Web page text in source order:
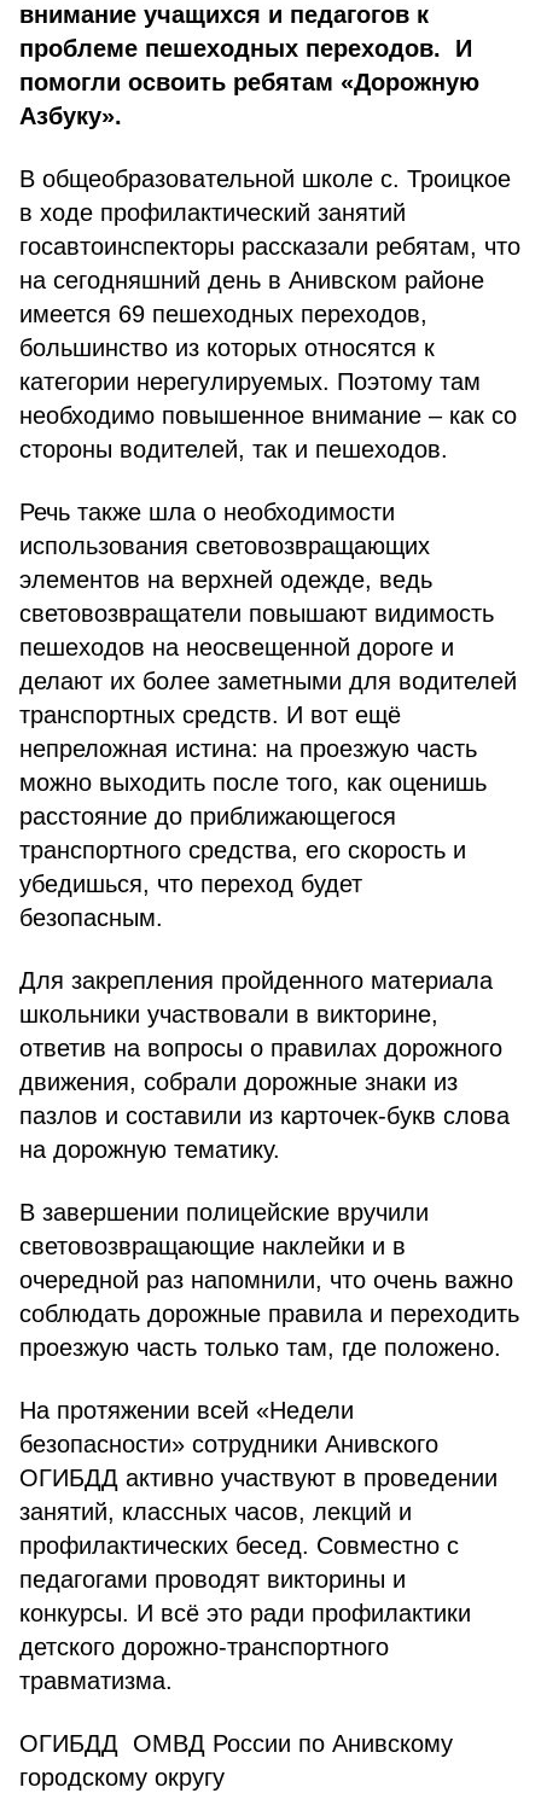
внимание учащихся и педагогов к
проблеме пешеходных переходов. И
помогли освоить ребятам «Дорожную
Азбуку».
В общеобразовательной школе с. Троицкое
в ходе профилактический занятий
госавтоинспекторы рассказали ребятам, что
на сегодняшний день в Анивском районе
имеется 69 пешеходных переходов,
большинство из которых относятся к
категории нерегулируемых. Поэтому там
необходимо повышенное внимание – как со
стороны водителей, так и пешеходов.
Речь также шла о необходимости
использования световозвращающих
элементов на верхней одежде, ведь
световозвращатели повышают видимость
пешеходов на неосвещенной дороге и
делают их более заметными для водителей
транспортных средств. И вот ещё
непреложная истина: на проезжую часть
можно выходить после того, как оценишь
расстояние до приближающегося
транспортного средства, его скорость и
убедишься, что переход будет
безопасным.
Для закрепления пройденного материала
школьники участвовали в викторине,
ответив на вопросы о правилах дорожного
движения, собрали дорожные знаки из
пазлов и составили из карточек-букв слова
на дорожную тематику.
В завершении полицейские вручили
световозвращающие наклейки и в
очередной раз напомнили, что очень важно
соблюдать дорожные правила и переходить
проезжую часть только там, где положено.
На протяжении всей «Недели
безопасности» сотрудники Анивского
ОГИБДД активно участвуют в проведении
занятий, классных часов, лекций и
профилактических бесед. Совместно с
педагогами проводят викторины и
конкурсы. И всё это ради профилактики
детского дорожно-транспортного
травматизма.
ОГИБДД ОМВД России по Анивскому
городскому округу